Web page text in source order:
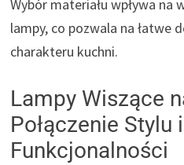
Wybór materiału wpływa na
lampy, co pozwala na łatwe
charakteru kuchni.
Lampy Wiszące
Połączenie Stylu i
Funkcjonalności